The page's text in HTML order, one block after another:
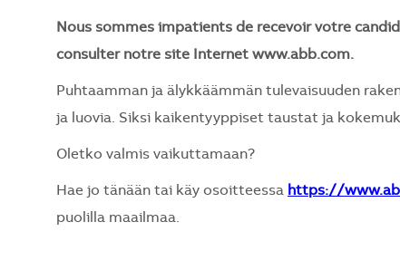
Nous sommes impatients de recevoir votre
consulter notre site Internet www.abb.com.
Puhtaamman ja älykkäämmän tulevaisuuden
ja luovia. Siksi kaikentyyppiset taustat ja
Oletko valmis vaikuttamaan?
Hae jo tänään tai käy osoitteessa https://
puolilla maailmaa.